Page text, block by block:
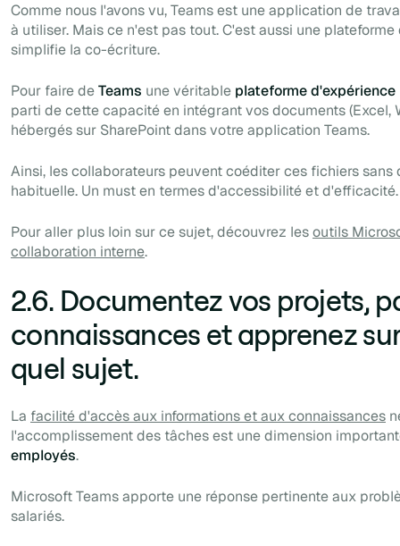
Comme nous l'avons vu, Teams est une application de
à utiliser. Mais ce n'est pas tout. C'est aussi une
simplifie la co-écriture.
Pour faire deTeams une véritable plateforme
parti de cette capacité en intégrant vos documents (Excel,
hébergés sur SharePoint dans votre application Teams.
Ainsi, les collaborateurs peuvent coéditer ces fichiers sans
habituelle. Un must en termes d'accessibilité et d'efficacité.
Pour aller plus loin sur ce sujet, découvrez lesoutils
collaboration interne.
2.6. Documentez vos projets,
connaissances et apprenez
quel sujet.
La facilité d'accès aux informations et aux connaissances
l'accomplissement des tâches est une dimension
employés.
Microsoft Teams apporte une réponse pertinente aux
salariés.